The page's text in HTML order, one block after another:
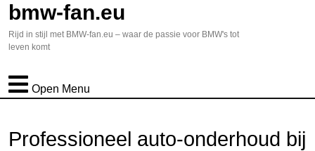
bmw-fan.eu
Rijd in stijl met BMW-fan.eu – waar de passie voor BMW's tot
leven komt
Open Menu
Professioneel auto-onderhoud bij